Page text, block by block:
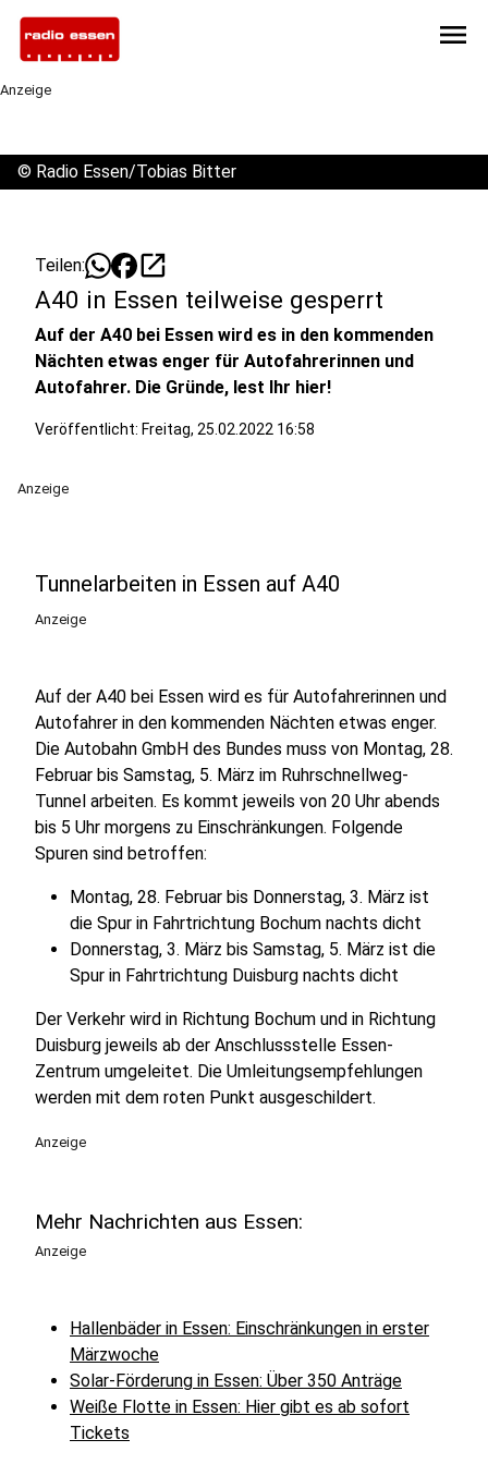
menu
Anzeige
© Radio Essen/Tobias Bitter
Teilen: open_in_new
A40 in Essen teilweise gesperrt
Auf der A40 bei Essen wird es in den kommenden
Nächten etwas enger für Autofahrerinnen und
Autofahrer. Die Gründe, lest Ihr hier!
Veröffentlicht: Freitag, 25.02.2022 16:58
Anzeige
Tunnelarbeiten in Essen auf A40
Anzeige
Auf der A40 bei Essen wird es für Autofahrerinnen und
Autofahrer in den kommenden Nächten etwas enger.
Die Autobahn GmbH des Bundes muss von Montag, 28.
Februar bis Samstag, 5. März im Ruhrschnellweg-
Tunnel arbeiten. Es kommt jeweils von 20 Uhr abends
bis 5 Uhr morgens zu Einschränkungen. Folgende
Spuren sind betroffen:
Montag, 28. Februar bis Donnerstag, 3. März ist
die Spur in Fahrtrichtung Bochum nachts dicht
Donnerstag, 3. März bis Samstag, 5. März ist die
Spur in Fahrtrichtung Duisburg nachts dicht
Der Verkehr wird in Richtung Bochum und in Richtung
Duisburg jeweils ab der Anschlussstelle Essen-
Zentrum umgeleitet. Die Umleitungsempfehlungen
werden mit dem roten Punkt ausgeschildert.
Anzeige
Mehr Nachrichten aus Essen:
Anzeige
Hallenbäder in Essen: Einschränkungen in erster
Märzwoche
Solar-Förderung in Essen: Über 350 Anträge
Weiße Flotte in Essen: Hier gibt es ab sofort
Tickets